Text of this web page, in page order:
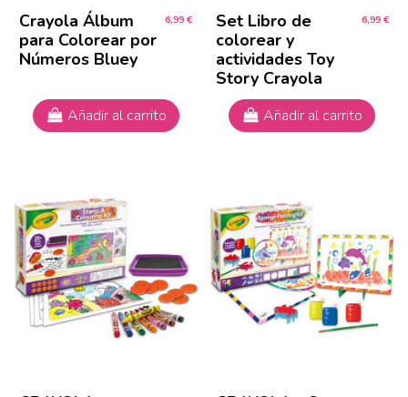
Crayola Álbum
para Colorear por
Números Bluey
6,99 €
Añadir al carrito
Set Libro de
colorear y
actividades Toy
Story Crayola
6,99 €
Añadir al carrito